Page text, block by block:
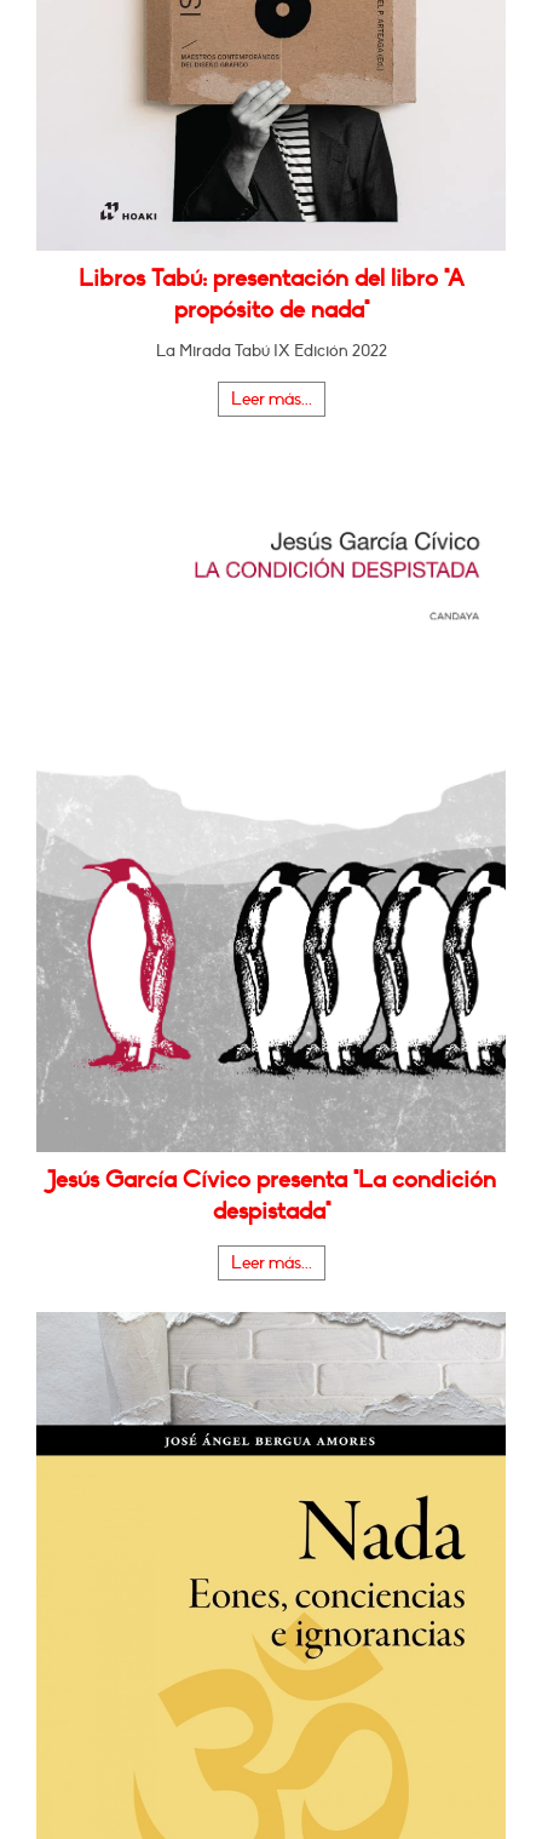
Libros Tabú: presentación del libro "A
propósito de nada"
La Mirada Tabú IX Edición 2022
Leer más...
Jesús García Cívico presenta "La condición
despistada"
Leer más...